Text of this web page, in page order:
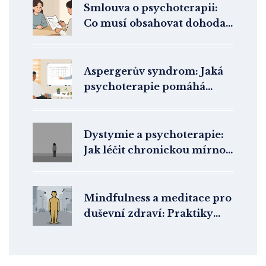
Smlouva o psychoterapii:
Co musí obsahovat dohoda
Aspergerův syndrom: Jaká
psychoterapie pomáhá
Dystymie a psychoterapie:
Jak léčit chronickou mírnou
Mindfulness a meditace pro
duševní zdraví: Praktiky